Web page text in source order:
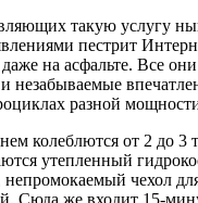
такую услугу
пестрит
на асфальте. Все
незабываемые
разной
колеблются от 2 до 3
утепленный
непромокаемый чехол